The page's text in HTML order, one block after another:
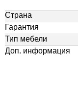
Страна
Гарантия
Тип мебели
Доп. информация